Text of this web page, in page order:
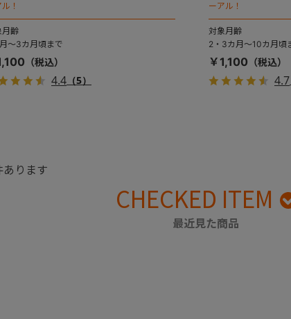
！
月齢
～3カ月頃まで
4.4 （5）
ーアル！
対象月齢
2・3カ月～10カ月頃
￥1,100
4.7
あります
CHECKED ITEM
最近見た商品